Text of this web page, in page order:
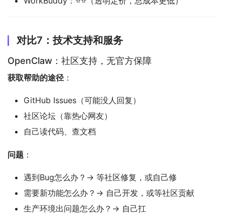
对比7：技术支持和服务
OpenClaw：社区支持，无官方保障
获取帮助的途径：
GitHub Issues（可能没人回复）
社区论坛（靠热心网友）
自己读代码、查文档
问题 ：
遇到Bug怎么办？→ 等社区修复，或自己修
需要新功能怎么办？→ 自己开发，或等社区贡献
生产环境出问题怎么办？→ 自己扛